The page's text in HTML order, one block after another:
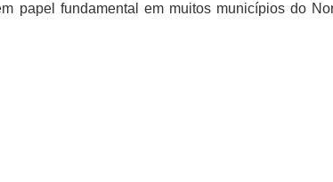
papel fundamental em muitos municípios do